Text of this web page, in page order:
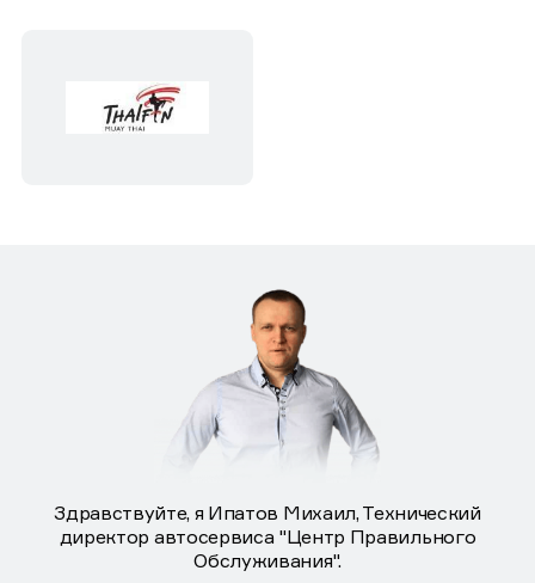
Здравствуйте, я Ипатов Михаил, Технический
директор автосервиса "Центр Правильного
Обслуживания".